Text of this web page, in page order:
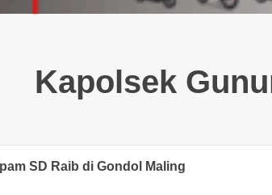
Kapolsek
SD Raib di Gondol Maling